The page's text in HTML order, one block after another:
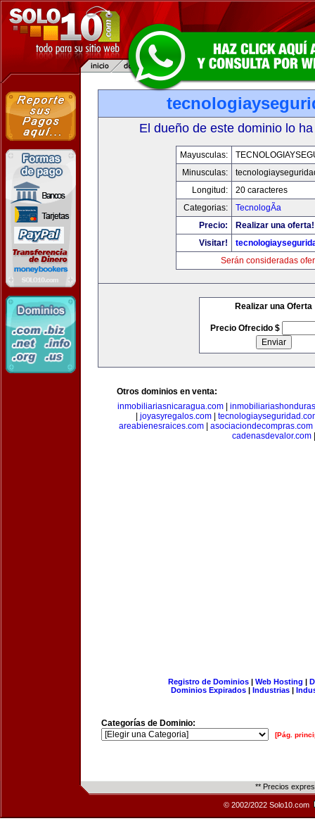
El dueño de este dominio lo
Mayusculas:
Minusculas:
Longitud:
20 caracteres
Categorias:
TecnologÃ­a
Precio:
Realizar una oferta!
Visitar!
Serán consideradas
Realizar una Oferta
Precio Ofrecido $
Otros dominios en venta:
inmobiliariasnicaragua.com|
joyasyregalos.com
areabienesraices.com| asociaciondecompras.com
cadenasdevalor.com|
Registro de Dominios| Web Hosting |
Dominios Expirados | Industrias |
Categorías de Dominio:
[Pág.
** Precios
© 2002/2022 Solo10.com